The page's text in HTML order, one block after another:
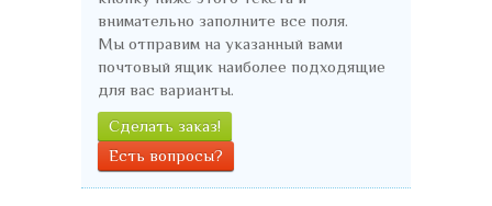
внимательно заполните все поля.
Мы отправим на указанный вами
почтовый ящик наиболее подходящие
для вас варианты.
Сделать заказ!
Есть вопросы?